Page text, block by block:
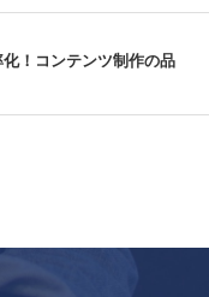
！コンテンツ制作の品